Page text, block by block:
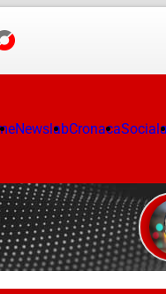
NewslabCronaca